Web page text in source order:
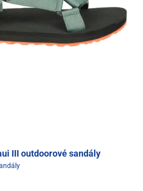
III outdoorové sandály